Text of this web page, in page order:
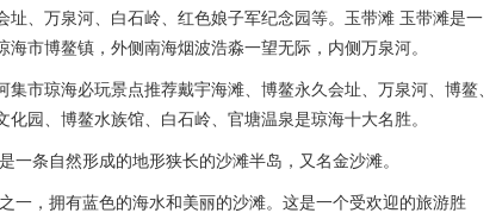
址、万泉河、白石岭、红色娘子军纪念园等。玉带滩 玉带滩是一
市博鳌镇，外侧南海烟波浩淼一望无际，内侧万泉河。
市琼海必玩景点推荐戴宇海滩、博鳌永久会址、万泉河、博鳌、
园、博鳌水族馆、白石岭、官塘温泉是琼海十大名胜。
一条自然形成的地形狭长的沙滩半岛，又名金沙滩。
一，拥有蓝色的海水和美丽的沙滩。这是一个受欢迎的旅游胜